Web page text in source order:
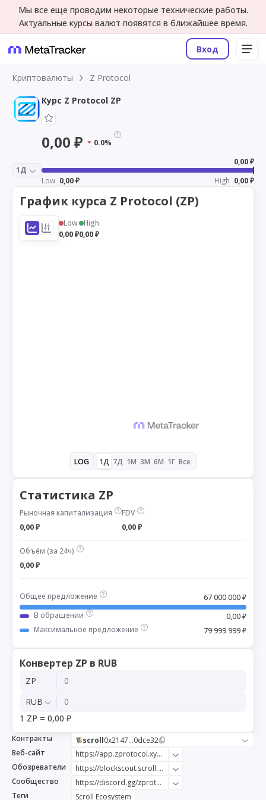
Мы все еще проводим некоторые технические работы.
Актуальные курсы валют появятся в ближайшее время.
Вход
Криптовалюты
Z Protocol
Курс Z Protocol ZP
0,00 ₽ 0.0%
1Д
0,00 ₽
Low 0,00 ₽ High 0,00 ₽
График курса Z Protocol (ZP)
Low
0,00 ₽
High
0,00 ₽
LOG 1Д 7Д 1М 3М 6М 1Г Все
Статистика ZP
Рыночная капитализация
0,00 ₽
FDV
0,00 ₽
Объём (за 24ч)
0,00 ₽
Общее предложение
67 000 000 ₽
В обращении
0,00 ₽
Максимальное предложение
79 999 999 ₽
Конвертер ZP в RUB
ZP
RUB
1 ZP = 0,00 ₽
Контракты scroll0x2147...0dce32
Веб-сайт
https://app.zprotocol.xyz/
Обозреватели
https://blockscout.scroll.io/token/0x2147a89fb4608752807216d5070471c09a0dce32/token-transfers
Сообщество
https://discord.gg/zprotocolxyz
Теги
Scroll Ecosystem